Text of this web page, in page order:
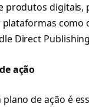
produtos digitais,
como
Direct
ação
plano de ação é